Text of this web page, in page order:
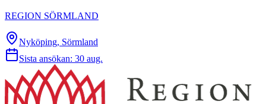
REGION SÖRMLAND
Nyköping, Sörmland
Sista ansökan: 30 aug.